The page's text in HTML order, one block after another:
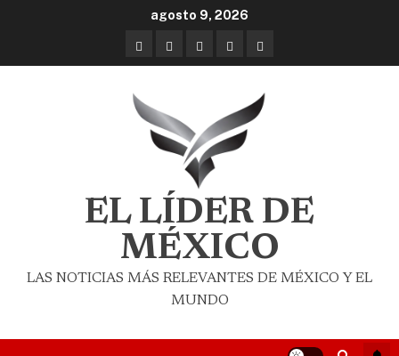
agosto 9, 2026
EL LÍDER DE
MÉXICO
LAS NOTICIAS MÁS RELEVANTES DE MÉXICO Y EL
MUNDO